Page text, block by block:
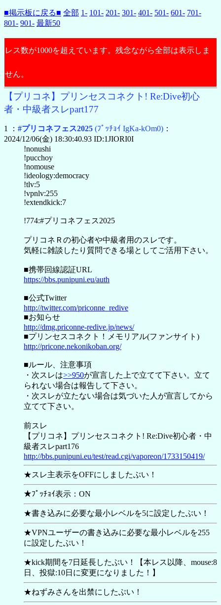
■掲示板に戻る■ 全部 1- 101- 201- 301- 401- 501- 601- 701-
801- 901- 最新50
レス数が1000を超えています。残念ながら全部は表示しま
せん。
【プリコネ】プリンセスコネクト! Re:Dive初心
者・中級者スレpart177
1 ： #プリコネフェス2025 (ﾌﾟｯﾁｮｲ IgKa-kOm0) ：
2024/12/06(金) 18:30:40.93 ID:1JIORI0I
!nonushi
!pucchoy
!nomouse
!ideology:democracy
!tlv:5
!vpnlv:255
!extendkick:7
!774:#プリコネフェス2025
プリコネＲの初心者や中級者用のスレです。
気軽に雑談したり質問できる場としてご活用下さい。
■携帯回線認証URL
https://bbs.punipuni.eu/auth
■公式Twitter
http://twitter.com/priconne_redive
■お知らせ
http://dmg.priconne-redive.jp/news/
■プリンセスコネクト！メモリアル(ファンサイト)
http://pricone.nekonikoban.org/
■ルール、注意事項
・次スレは>>950が宣言した上で立てて下さい。立て
られない場合は報告して下さい。
・次スレが立たない場合は気づいた人が宣言してから
立てて下さい。
前スレ
【プリコネ】プリンセスコネクト! Re:Dive初心者・中
級者スレpart176
http://bbs.punipuni.eu/test/read.cgi/vaporeon/1733150419/
★スレ主表示をOFFにしましたぶい！
★ﾌﾟｯﾁｮｲ表示：ON
★書き込みに必要な最小レベルを5に設定したぶい！
★VPNユーザーの書き込みに必要な最小レベルを255
に設定したぶい！
★kick期間を7日延長したぶい！【本レス以降、mouse:8
日、投獄:10日に変更になりました！】
★ねずみさんを出禁にしたぶい！